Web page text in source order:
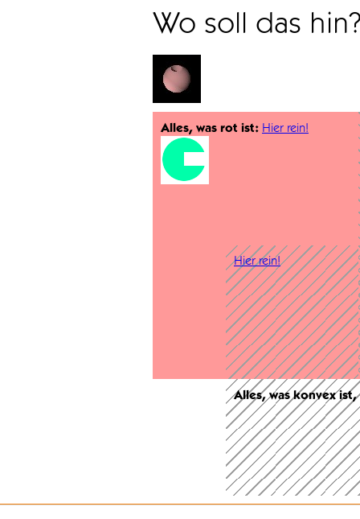
Wo soll das
Alles, was rot ist: Hier rein!
Hier rein!
Alles, was konvex